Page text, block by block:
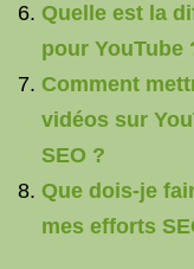
Quelle est la
pour YouTube
Comment
vidéos sur
SEO ?
Que dois-je
mes efforts